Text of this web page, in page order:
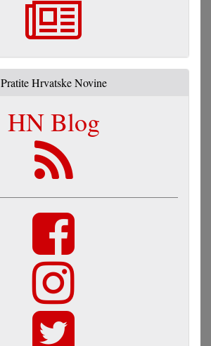
Pratite Hrvatske Novine
HN Blog